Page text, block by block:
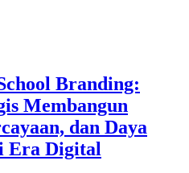
Branding:
Membangun
dan Daya
Era Digital